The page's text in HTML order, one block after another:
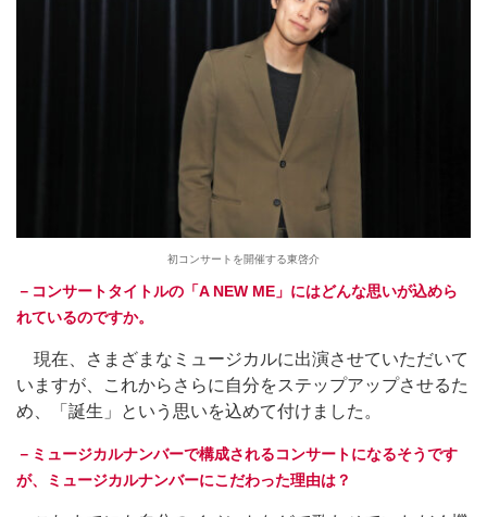
初コンサートを開催する東啓介
－コンサートタイトルの「A NEW ME」にはどんな思いが込めら
れているのですか。
現在、さまざまなミュージカルに出演させていただいて
いますが、これからさらに自分をステップアップさせるた
め、「誕生」という思いを込めて付けました。
－ミュージカルナンバーで構成されるコンサートになるそうです
が、ミュージカルナンバーにこだわった理由は？